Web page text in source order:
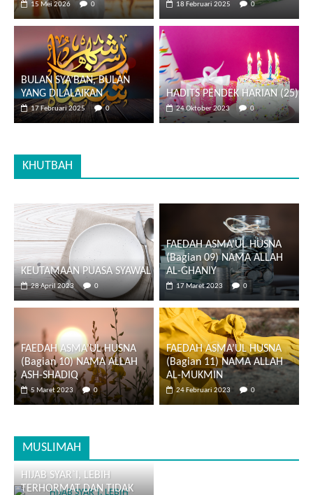
15 Mei 2026 0 18 Februari 2025 0
BULAN SYA’BAN, BULAN
YANG DILALAIKAN
17 Februari 2025 0
HADITS PENDEK HARIAN (25)
24 Oktober 2023 0
KHUTBAH
KEUTAMAAN PUASA SYAWAL
28 April 2023 0
FAEDAH ASMA’UL HUSNA
(Bagian 09) NAMA ALLAH
AL-GHANIY
17 Maret 2023 0
FAEDAH ASMA’UL HUSNA
(Bagian 10) NAMA ALLAH
ASH-SHADIQ
5 Maret 2023 0
FAEDAH ASMA’UL HUSNA
(Bagian 11) NAMA ALLAH
AL-MUKMIN
24 Februari 2023 0
MUSLIMAH
HIJAB SYAR`I, LEBIH
TERHORMAT DAN TIDAK